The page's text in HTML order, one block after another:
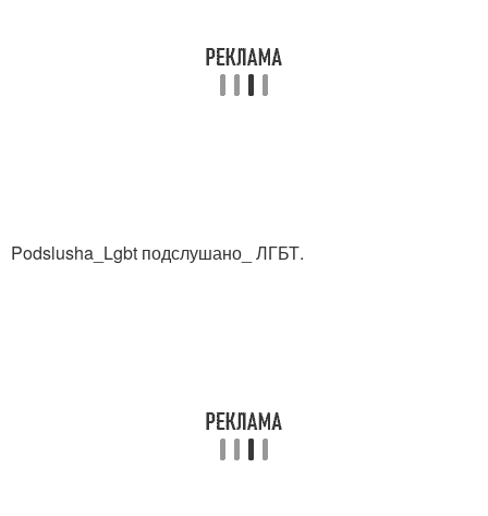
Podslusha_Lgbt подслушано_ ЛГБТ.